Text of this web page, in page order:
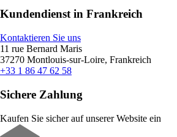
Kundendienst in Frankreich
Kontaktieren Sie uns
11 rue Bernard Maris
37270 Montlouis-sur-Loire, Frankreich
+33 1 86 47 62 58
Sichere Zahlung
Kaufen Sie sicher auf unserer Website ein